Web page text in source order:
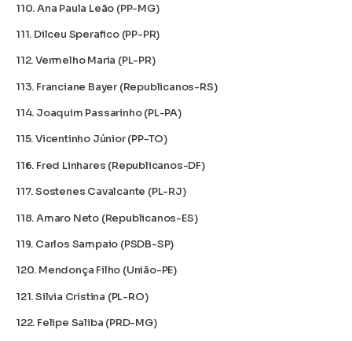
110. Ana Paula Leão (PP-MG)
111. Dilceu Sperafico (PP-PR)
112. Vermelho Maria (PL-PR)
113. Franciane Bayer (Republicanos-RS)
114. Joaquim Passarinho (PL-PA)
115. Vicentinho Júnior (PP-TO)
116. Fred Linhares (Republicanos-DF)
117. Sostenes Cavalcante (PL-RJ)
118. Amaro Neto (Republicanos-ES)
119. Carlos Sampaio (PSDB-SP)
120. Mendonça Filho (União-PE)
121. Silvia Cristina (PL-RO)
122. Felipe Saliba (PRD-MG)